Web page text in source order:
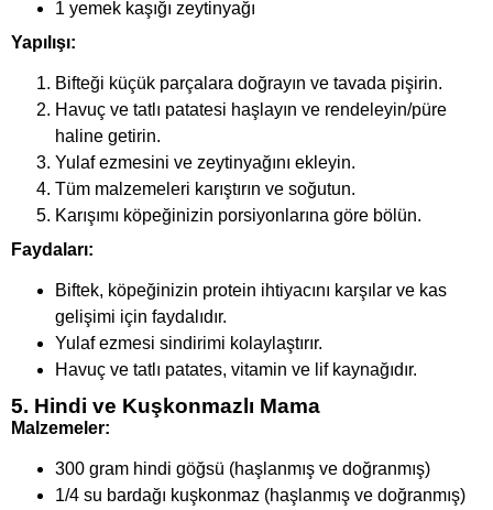
1 yemek kaşığı zeytinyağı
Yapılışı:
Bifteği küçük parçalara doğrayın ve tavada pişirin.
Havuç ve tatlı patatesi haşlayın ve rendeleyin/püre
haline getirin.
Yulaf ezmesini ve zeytinyağını ekleyin.
Tüm malzemeleri karıştırın ve soğutun.
Karışımı köpeğinizin porsiyonlarına göre bölün.
Faydaları:
Biftek, köpeğinizin protein ihtiyacını karşılar ve kas
gelişimi için faydalıdır.
Yulaf ezmesi sindirimi kolaylaştırır.
Havuç ve tatlı patates, vitamin ve lif kaynağıdır.
5. Hindi ve Kuşkonmazlı Mama
Malzemeler:
300 gram hindi göğsü (haşlanmış ve doğranmış)
1/4 su bardağı kuşkonmaz (haşlanmış ve doğranmış)